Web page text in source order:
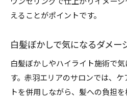
えることがポイントです。
白髪ぼかしで気になるダメー
白髪ぼかしやハイライト施術で
す。赤羽エリアのサロンでは、
トを併用しながら、髪への負担